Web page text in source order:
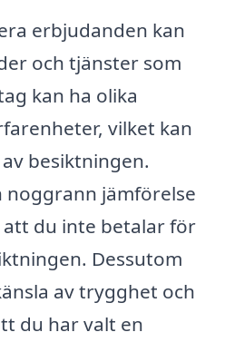
erbjudanden kan
och tjänster som
kan ha olika
vilket kan
besiktningen.
noggrann jämförelse
att du inte betalar för
Dessutom
av trygghet och
du har valt en